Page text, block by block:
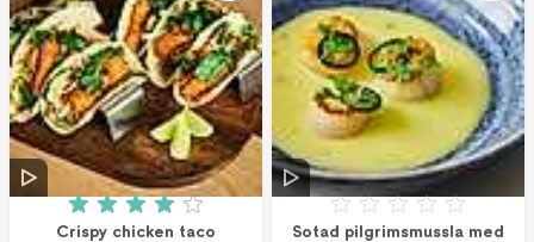
Betyg: 4 av 5 (1 röster)
Crispy chicken taco
Betyg: 0 av 5
Sotad pilgrimsmussla med